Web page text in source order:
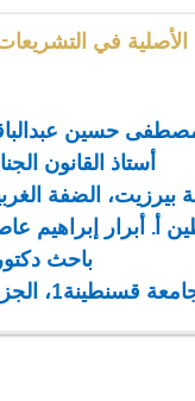
في
حسين
أستاذ القانون
بيرزيت، الضفة
أ. أبرار إبراهيم
باحث
الجزائر